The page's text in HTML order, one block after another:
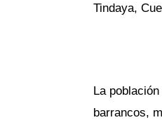
Tindaya,
La
barrancos,